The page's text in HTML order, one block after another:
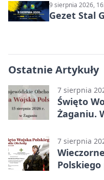
9 sierpnia 2026,
Gezet Stal
Ostatnie Artykuły
7 sierpnia
Święto
Żaganiu.
7 sierpnia